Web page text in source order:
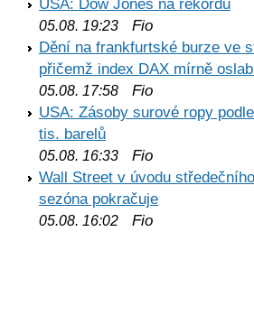
USA: Dow Jones na rekordu
05.08. 19:23 Fio
Dění na frankfurtské burze ve
přičemž index DAX mírně
05.08. 17:58 Fio
USA: Zásoby surové ropy
tis. barelů
05.08. 16:33 Fio
Wall Street v úvodu
sezóna pokračuje
05.08. 16:02 Fio